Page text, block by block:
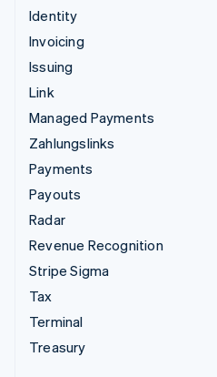
Identity
Invoicing
Issuing
Link
Managed Payments
Zahlungslinks
Payments
Payouts
Radar
Revenue Recognition
Stripe Sigma
Tax
Terminal
Treasury